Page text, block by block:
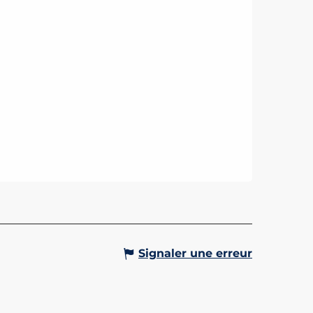
Signaler une erreur